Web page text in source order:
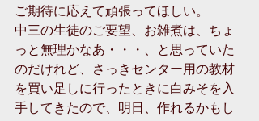
ご期待に応えて頑張ってほしい。
中三の生徒のご要望、お雑煮は、ちょ
っと無理かなあ・・・、と思っていた
のだけれど、さっきセンター用の教材
を買い足しに行ったときに白みそを入
手してきたので、明日、作れるかもし